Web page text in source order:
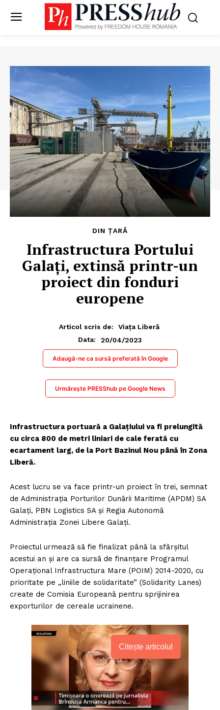
DIN ȚARĂ
Infrastructura Portului
Galați, extinsă printr-un
proiect din fonduri
europene
Articol scris de:
Viața Liberă
Data:
20/04/2023
Adaugă-ne ca sursă preferată în Google
Urmărește PRESShub pe Google News
Infrastructura portuară a Galațiului va fi prelungită
cu circa 800 de metri liniari de cale ferată cu
ecartament larg, de la Port Bazinul Nou până în Zona
Liberă.
Acest lucru se va face printr-un proiect în trei, semnat
de Administrația Porturilor Dunării Maritime (APDM) SA
Galați, PBN Logistics SA și Regia Autonomă
Administrația Zonei Libere Galați.
Proiectul urmează să fie finalizat până la sfârșitul
acestui an și are ca sursă de finanțare Programul
Operațional Infrastructura Mare (POIM) 2014-2020, cu
prioritate pe „liniile de solidaritate” (Solidarity Lanes)
create de Comisia Europeană pentru sprijinirea
exporturilor de cereale ucrainene.
Citește articolul